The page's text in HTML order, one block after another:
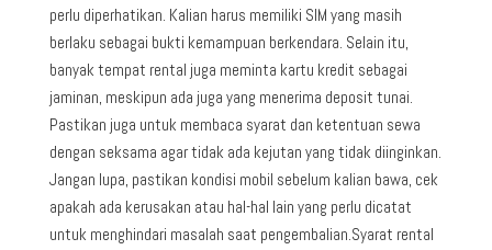
perlu diperhatikan. Kalian harus memiliki SIM yang masih
berlaku sebagai bukti kemampuan berkendara. Selain itu,
banyak tempat rental juga meminta kartu kredit sebagai
jaminan, meskipun ada juga yang menerima deposit tunai.
Pastikan juga untuk membaca syarat dan ketentuan sewa
dengan seksama agar tidak ada kejutan yang tidak diinginkan.
Jangan lupa, pastikan kondisi mobil sebelum kalian bawa, cek
apakah ada kerusakan atau hal-hal lain yang perlu dicatat
untuk menghindari masalah saat pengembalian.Syarat rental